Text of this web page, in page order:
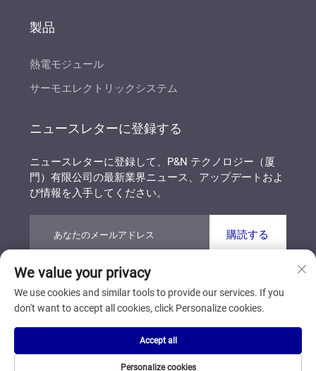
製品
熱電モジュール
サーモエレクトリックシステム
ニュースレターに登録する
ニュースレターに登録して、P&N テクノロジー（厦
門）有限公司の最新業界ニュース、アップデートおよ
び情報を入手してください。
購読する
著作権 © P&N テクノロジー（厦門）有限公司 すべて
の権利を保有しています
プライバシーポリシー
We value your privacy
We use cookies and similar tools to provide our services. If you
don't want to accept all cookies, click Personalize cookies.
Personalize cookies
Accept all